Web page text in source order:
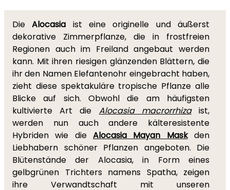
DieAlocasia ist eine originelle und äußerst
dekorative Zimmerpflanze, die in frostfreien
Regionen auch im Freiland angebaut werden
kann. Mit ihren riesigen glänzenden Blättern, die
ihr den Namen Elefantenohr eingebracht haben,
zieht diese spektakuläre tropische Pflanze alle
Blicke auf sich. Obwohl die am häufigsten
kultivierte Art die Alocasia macrorrhizaist,
werden nun auch andere kälteresistente
Hybriden wie die Alocasia Mayan Maskden
Liebhabern schöner Pflanzen angeboten. Die
Blütenstände der Alocasia, in Form eines
gelbgrünen Trichters namens Spatha, zeigen
ihre Verwandtschaft mit unseren